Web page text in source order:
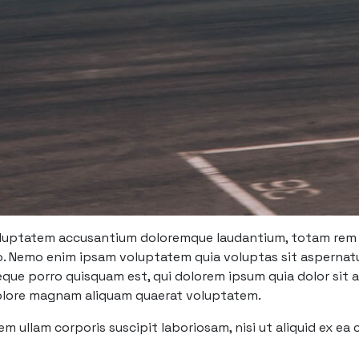
accusantium doloremque laudantium, totam
enim ipsam voluptatem quia voluptas sit
porro quisquam est, qui dolorem ipsum quia dolor
magnam aliquam quaerat voluptatem.
ullam corporis suscipit laboriosam, nisi ut aliquid ex ea